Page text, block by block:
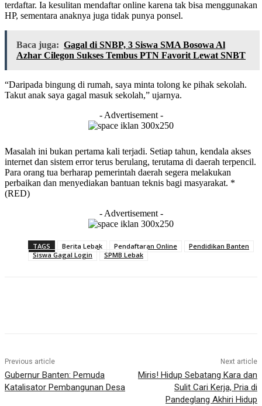
terdaftar. Ia kesulitan mendaftar online karena tak bisa menggunakan
HP, sementara anaknya juga tidak punya ponsel.
Baca juga: Gagal di SNBP, 3 Siswa SMA Bosowa Al
Azhar Cilegon Sukses Tembus PTN Favorit Lewat SNBT
“Daripada bingung di rumah, saya minta tolong ke pihak sekolah.
Takut anak saya gagal masuk sekolah,” ujarnya.
- Advertisement -
Masalah ini bukan pertama kali terjadi. Setiap tahun, kendala akses
internet dan sistem error terus berulang, terutama di daerah terpencil.
Para orang tua berharap pemerintah daerah segera melakukan
perbaikan dan menyediakan bantuan teknis bagi masyarakat. *
(RED)
- Advertisement -
TAGS Berita Lebak Pendaftaran Online
Pendidikan Banten
Siswa Gagal Login
SPMB Lebak
Previous article
Gubernur Banten: Pemuda
Katalisator Pembangunan Desa
Next article
Miris! Hidup Sebatang Kara dan
Sulit Cari Kerja, Pria di
Pandeglang Akhiri Hidup